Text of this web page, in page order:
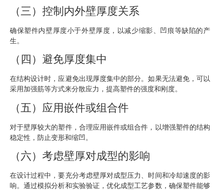
（三）控制内外壁厚度关系
确保塑件内壁厚度小于外壁厚度，以减少缩影、凹痕等缺陷的产
生。
（四）避免厚度集中
在结构设计时，应避免出现厚度集中的部分。如果无法避免，可以
采用加强筋等方式来分散应力，提高塑件的强度和刚度。
（五）应用嵌件或组合件
对于壁厚较大的塑件，合理应用嵌件或组合件，以增强塑件的结构
稳定性，防止变形和缩凹。
（六）考虑壁厚对成型的影响
在设计过程中，要充分考虑壁厚对成型压力、时间和冷却速度的影
响。通过模拟分析和实验验证，优化成型工艺参数，确保塑件能够